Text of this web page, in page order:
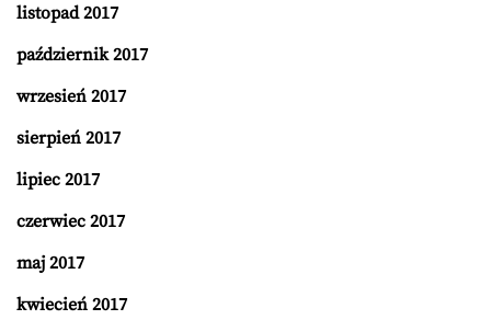
listopad 2017
październik 2017
wrzesień 2017
sierpień 2017
lipiec 2017
czerwiec 2017
maj 2017
kwiecień 2017